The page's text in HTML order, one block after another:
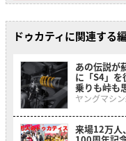
ドゥカティに関連する
あの伝説が
に「S4」
乗りも峠も
ィ!
ヤングマシ
来場12万人